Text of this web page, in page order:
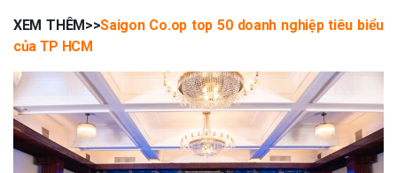
XEM THÊM>>Saigon Co.op top 50 doanh nghiệp tiêu biểu
của TP HCM